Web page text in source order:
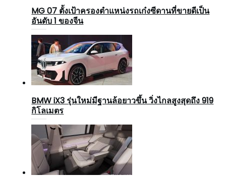
MG 07 ตั้งเป้าครองตำแหน่งรถเก๋งซีดานที่ขายดีเป็น
อันดับ 1 ของจีน
BMW iX3 รุ่นใหม่มีฐานล้อยาวขึ้น วิ่งไกลสูงสุดถึง 919
กิโลเมตร